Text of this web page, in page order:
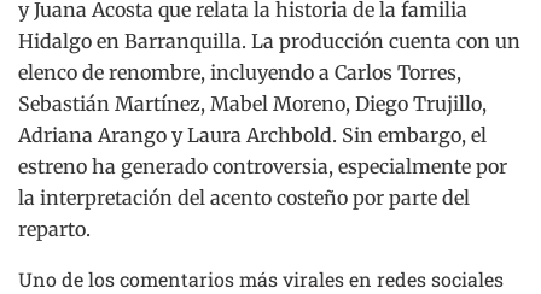
y Juana Acosta que relata la historia de la familia
Hidalgo en Barranquilla. La producción cuenta con un
elenco de renombre, incluyendo a Carlos Torres,
Sebastián Martínez, Mabel Moreno, Diego Trujillo,
Adriana Arango y Laura Archbold. Sin embargo, el
estreno ha generado controversia, especialmente por
la interpretación del acento costeño por parte del
reparto.
Uno de los comentarios más virales en redes sociales